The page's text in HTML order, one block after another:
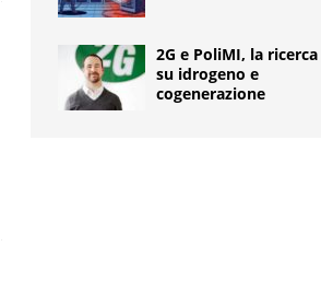
2G e PoliMI, la ricerca
su idrogeno e
cogenerazione